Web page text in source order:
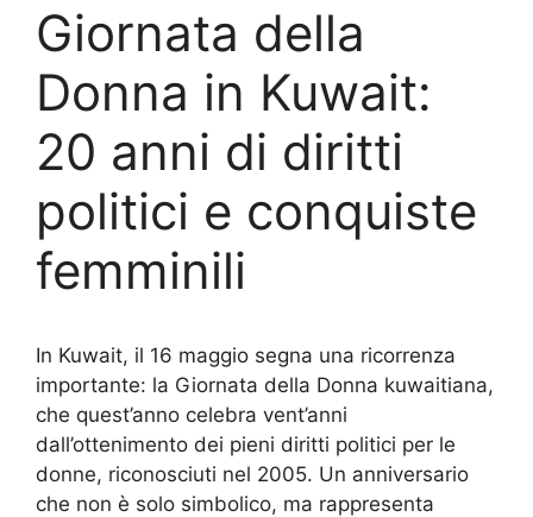
Giornata della
Donna in Kuwait:
20 anni di diritti
politici e conquiste
femminili
In Kuwait, il 16 maggio segna una ricorrenza
importante: la Giornata della Donna kuwaitiana,
che quest’anno celebra vent’anni
dall’ottenimento dei pieni diritti politici per le
donne, riconosciuti nel 2005. Un anniversario
che non è solo simbolico, ma rappresenta